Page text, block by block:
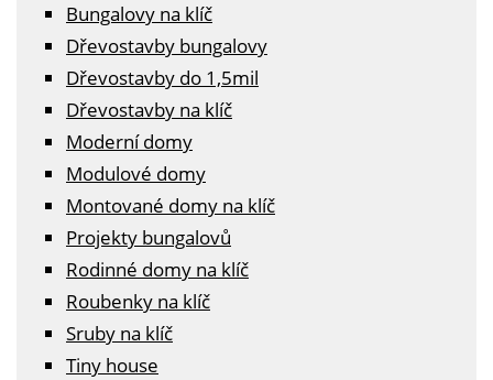
Bungalovy na klíč
Dřevostavby bungalovy
Dřevostavby do 1,5mil
Dřevostavby na klíč
Moderní domy
Modulové domy
Montované domy na klíč
Projekty bungalovů
Rodinné domy na klíč
Roubenky na klíč
Sruby na klíč
Tiny house